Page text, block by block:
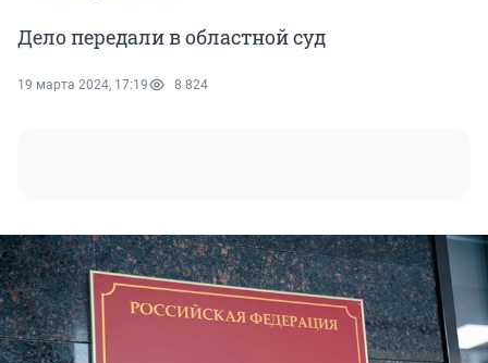
Дело передали в областной суд
19 марта 2024, 17:19 8 824